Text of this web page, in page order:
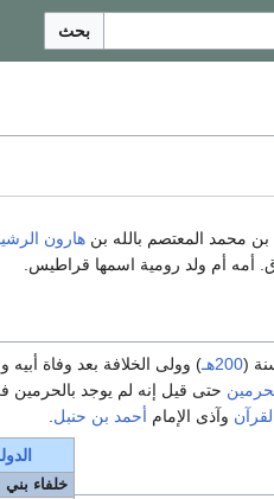
بحث
بن محمد المعتصم بالله بن هارون
أمه أم ولد رومية اسمها قراطيس.
(200هـ
) وولى الخلافة بعد وفاة أبيه
حتى قيل إنه لم يوجد بالحرمين
وآذى الإمام أحمد بن حنبل.
خلفاء